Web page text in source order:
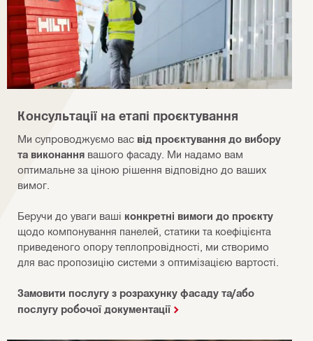
Консультації на етапі проєктування
Ми супроводжуємо вас від проєктування до вибору
та виконання вашого фасаду. Ми надамо вам
оптимальне за ціною рішення відповідно до ваших
вимог.
Беручи до уваги ваші конкретні вимоги до проєкту
щодо компонування панелей, статики та коефіцієнта
приведеного опору теплопровідності, ми створимо
для вас пропозицію системи з оптимізацією вартості.
Замовити послугу з розрахунку фасаду та/або
послугу робочої документації